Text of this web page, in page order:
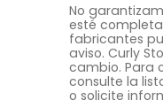
No
esté
fabricantes
aviso. Curly
cambio. Para
consulte la
o solicite